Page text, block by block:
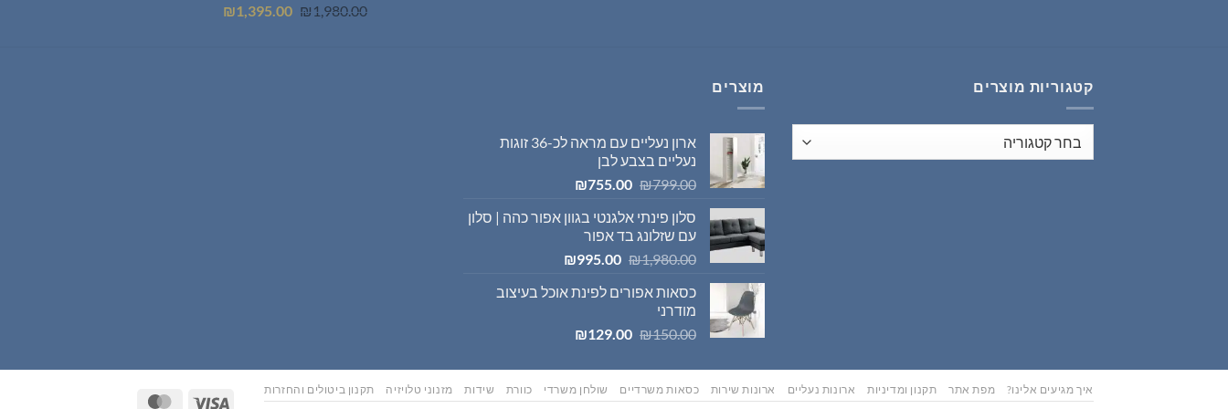
₪ 1,980.00
המחיר
₪1,395.00
המחיר
קטגוריות מוצרים
מוצרים
ארון נעליים עם מראה לכ-36 זוגות
נעליים בצבע לבן
₪799.00
המחיר
היה:
₪799.00.
₪755.00
המחיר
הוא:
סלון פינתי אלגנטי בגוון אפור כהה | סלון
עם שזלונג בד אפור
₪1,980.00
המחיר
היה:
₪995.00
המחיר
הוא:
כסאות אפורים לפינת אוכל בעיצוב
מודרני
₪150.00
המחיר
היה:
₪150.00.
₪129.00
המחיר
הוא:
₪129.00.
Visa
איך מגיעים אלינו? מפת אתר תקנון ומדיניות ארונות נעליים ארונות שירות כסאות משרדיים שולחן משרדי כוורת שידות מזנוני טלויזיה תקנון ביטולים והחזרות